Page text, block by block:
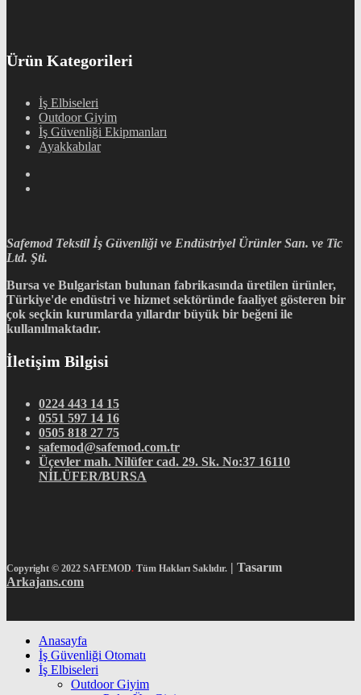
Ürün Kategorileri
İş Elbiseleri
Outdoor Giyim
İş Güvenliği Ekipmanları
Ayakkabılar
Safemod Tekstil İş Güvenliği ve Endüstriyel Ürünler San. ve Tic
Ltd. Şti.
Bursa ve Bulgaristan bulunan fabrikasında üretilen ürünler,
Türkiye'de endüstri ve hizmet sektöründe faaliyet gösteren bir
çok seçkin kurumlarda yıllardır büyük bir beğeni ile
kullanılmaktadır.
İletişim Bilgisi
0224 443 14 15
0551 597 14 16
0505 818 27 75
safemod@safemod.com.tr
Üçevler mah. Nilüfer cad. 29. Sk. No:37 16110
NİLÜFER/BURSA
Copyright © 2022 SAFEMOD. Tüm Hakları Saklıdır. | Tasarım
Arkajans.com
Anasayfa
İş Güvenliği Otomatı
İş Elbiseleri
Outdoor Giyim